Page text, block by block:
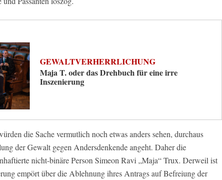
GEWALTVERHERRLICHUNG
Maja T. oder das Drehbuch für eine irre
Inszenierung
die Sache vermutlich noch etwas anders sehen, durchaus
der Gewalt gegen Andersdenkende angeht. Daher die
nicht-binäre Person Simeon Ravi „Maja“ Trux. Derweil ist
empört über die Ablehnung ihres Antrags auf Befreiung der